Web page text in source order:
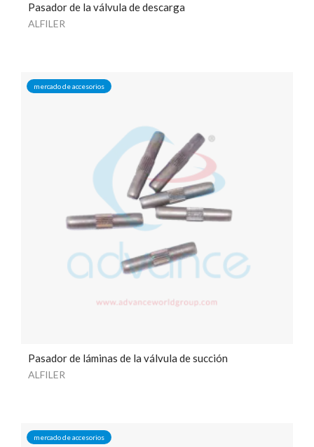
Pasador de la válvula de descarga
ALFILER
mercado de accesorios
Pasador de láminas de la válvula de succión
ALFILER
mercado de accesorios